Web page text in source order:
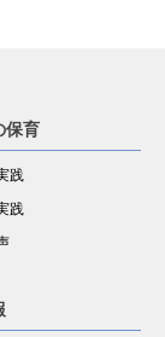
保育
践
践